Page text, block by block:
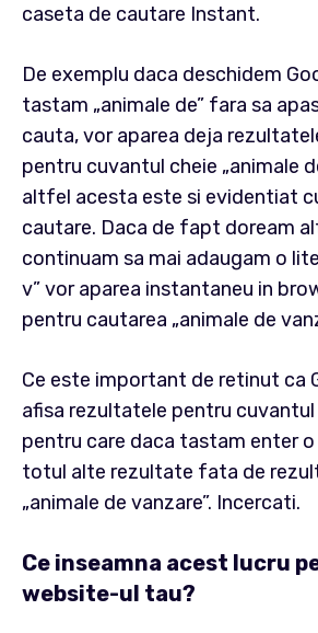
caseta de cautare Instant.
De exemplu daca deschidem
tastam „animale de” fara sa
cauta, vor aparea deja
pentru cuvantul cheie „animale
altfel acesta este si evidentiat
cautare. Daca de fapt doream
continuam sa mai adaugam o
v” vor aparea instantaneu in
pentru cautarea „animale de
Ce este important de retinut ca
afisa rezultatele pentru cuvantul
pentru care daca tastam enter o
totul alte rezultate fata de
„animale de vanzare”. Incercati.
Ce inseamna acest lucru
website-ul tau?